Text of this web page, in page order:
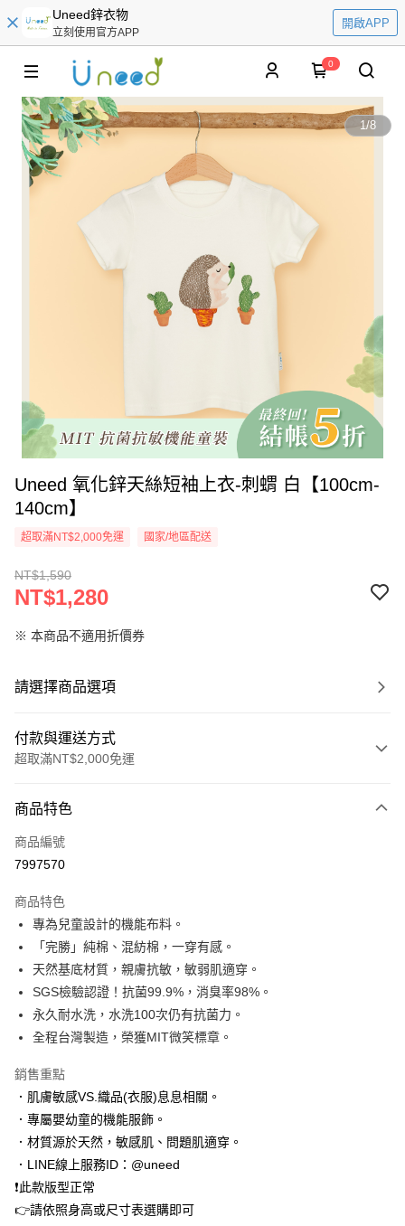
Uneed鋅衣物
立刻使用官方APP
開啟APP
0
1/8
Uneed 氧化鋅天絲短袖上衣-刺蝟 白【100cm-
140cm】
超取滿NT$2,000免運 國家/地區配送
NT$1,590
NT$1,280
※ 本商品不適用折價券
請選擇商品選項
付款與運送方式
超取滿NT$2,000免運
信用卡一次付款
LINE Pay
街口支付
悠遊付
Google Pay
全盈+PAY
相關說明
【關於「AFTEE先享後付」】
AFTEE先享後付是「在收到商品之後才付款」的支付方式。 讓您購物簡單
便利好安心！
１．簡單：不需註冊會員、不需綁卡、不需儲值。
２．便利：只要手機號碼，簡訊認證，即可結帳。
【「AFTEE先享後付」結帳流程】
付款後 全家取貨
每筆NT$100，滿NT$2,000(含以上)免運費
商品特色
商品編號
7997570
商品特色
專為兒童設計的機能布料。
「完勝」純棉、混紡棉，一穿有感。
天然基底材質，親膚抗敏，敏弱肌適穿。
SGS檢驗認證！抗菌99.9%，消臭率98%。
永久耐水洗，水洗100次仍有抗菌力。
全程台灣製造，榮獲MIT微笑標章。
銷售重點
．肌膚敏感VS.織品(衣服)息息相關。
．專屬嬰幼童的機能服飾。
．材質源於天然，敏感肌、問題肌適穿。
．LINE線上服務ID：@uneed
❗此款版型正常
👉請依照身高或尺寸表選購即可